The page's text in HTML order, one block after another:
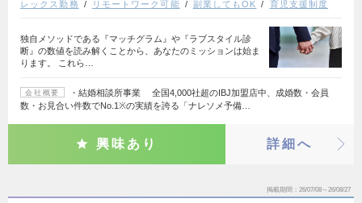
レックス勤務
リモートワーク可能 副業してもOK 育児支援制度
独自メソッドである『マッチグラム』や『ラブスタイル診
断』の数値を読み解くことから、あなたのミッションは始ま
ります。 これら…
会社概要
・結婚相談所事業 全国4,000社超のIBJ加盟店中、成婚数・会員
数・お見合い件数でNo.1※の実績を誇る「ナレソメ予備…
興味あり 詳細へ
掲載期間 26/07/08～26/08/27